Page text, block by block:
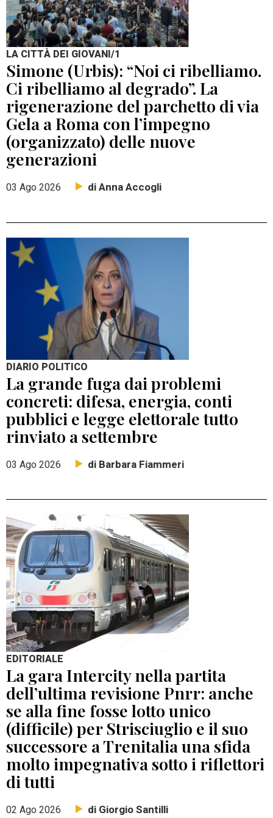
LA CITTÀ DEI GIOVANI/1
Simone (Urbis): “Noi ci ribelliamo.
Ci ribelliamo al degrado”. La
rigenerazione del parchetto di via
Gela a Roma con l’impegno
(organizzato) delle nuove
generazioni
03 Ago 2026 di Anna Accogli
DIARIO POLITICO
La grande fuga dai problemi
concreti: difesa, energia, conti
pubblici e legge elettorale tutto
rinviato a settembre
03 Ago 2026 di Barbara Fiammeri
EDITORIALE
La gara Intercity nella partita
dell’ultima revisione Pnrr: anche
se alla fine fosse lotto unico
(difficile) per Strisciuglio e il suo
successore a Trenitalia una sfida
molto impegnativa sotto i riflettori
di tutti
02 Ago 2026 di Giorgio Santilli